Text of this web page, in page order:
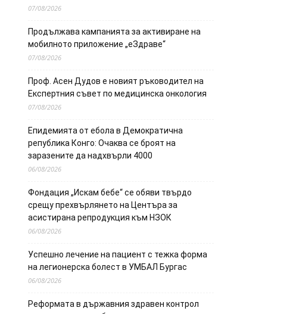
07/08/2026
Продължава кампанията за активиране на
мобилното приложение „еЗдраве“
07/08/2026
Проф. Асен Дудов е новият ръководител на
Експертния съвет по медицинска онкология
07/08/2026
Епидемията от ебола в Демократична
република Конго: Очаква се броят на
заразените да надхвърли 4000
06/08/2026
Фондация „Искам бебе“ се обяви твърдо
срещу прехвърлянето на Центъра за
асистирана репродукция към НЗОК
06/08/2026
Успешно лечение на пациент с тежка форма
на легионерска болест в УМБАЛ Бургас
06/08/2026
Реформата в държавния здравен контрол